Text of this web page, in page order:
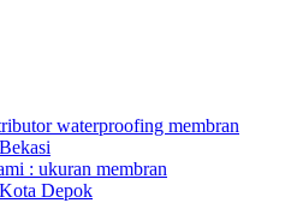
waterproofing membran
: ukuran membran
Depok